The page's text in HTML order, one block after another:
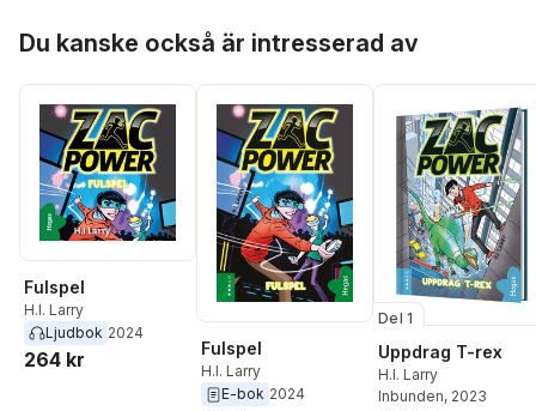
Du kanske också är intresserad av
Fulspel
H.I. Larry
Ljudbok 2024
264 kr Fulspel
H.I. Larry
E-bok 2024
Del 1
Uppdrag T-rex
H.I. Larry
Inbunden, 2023